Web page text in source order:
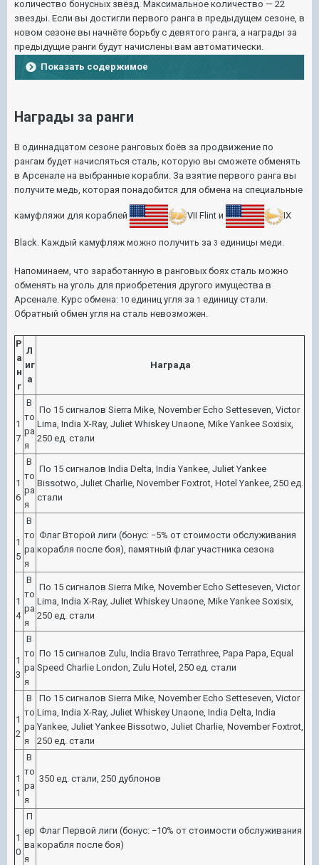
количество бонусных звёзд. Максимальное количество — 22
звезды. Если вы достигли первого ранга в предыдущем сезоне, в
новом сезоне вы начнёте борьбу с девятого ранга, а награды за
предыдущие ранги будут начислены вам автоматически.
Показать содержимое
Награды за ранги
В одиннадцатом сезоне ранговых боёв за продвижение по
рангам будет начисляться сталь, которую вы сможете обменять
в Арсенале на выбранные корабли. За взятие первого ранга вы
получите медь, которая понадобится для обмена на специальные
камуфляжи для кораблей VII Flint и IX
Black . Каждый камуфляж можно получить за 3 единицы меди.
Напоминаем, что заработанную в ранговых боях сталь можно
обменять на уголь для приобретения другого имущества в
Арсенале. Курс обмена: 10 единиц угля за 1 единицу стали.
Обратный обмен угля на сталь невозможен.
Р
а
н
г
Л
иг
а
Награда
1
7
В
то
ра
я
По 15 сигналов Sierra Mike, November Echo Setteseven, Victor
Lima, India X-Ray, Juliet Whiskey Unaone, Mike Yankee Soxisix,
250 ед. стали
1
6
В
то
ра
я
По 15 сигналов India Delta, India Yankee, Juliet Yankee
Bissotwo, Juliet Charlie, November Foxtrot, Hotel Yankee, 250 ед.
стали
1
5
В
то
ра
я
Флаг Второй лиги (бонус: −5% от стоимости обслуживания
корабля после боя), памятный флаг участника сезона
1
4
В
то
ра
я
По 15 сигналов Sierra Mike, November Echo Setteseven, Victor
Lima, India X-Ray, Juliet Whiskey Unaone, Mike Yankee Soxisix,
250 ед. стали
1
3
В
то
ра
я
По 15 сигналов Zulu, India Bravo Terrathree, Papa Papa, Equal
Speed Charlie London, Zulu Hotel, 250 ед. стали
1
2
В
то
ра
я
По 15 сигналов Sierra Mike, November Echo Setteseven, Victor
Lima, India X-Ray, Juliet Whiskey Unaone, India Delta, India
Yankee, Juliet Yankee Bissotwo, Juliet Charlie, November Foxtrot,
250 ед. стали
1
1
В
то
ра
я
350 ед. стали, 250 дублонов
1
0
П
ер
ва
я
Флаг Первой лиги (бонус: −10% от стоимости обслуживания
корабля после боя)